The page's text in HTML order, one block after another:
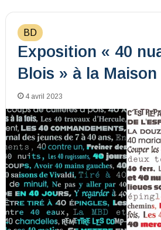
BD
Exposition « 40
Blois » à la Maison
4 avril 2023